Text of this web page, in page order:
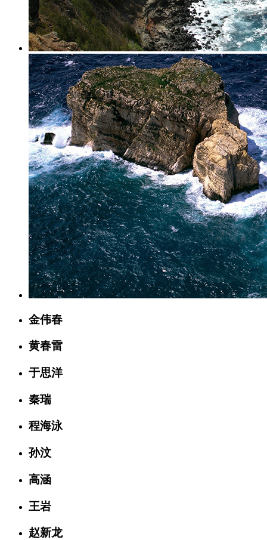
金伟春
黄春雷
于思洋
秦瑞
程海泳
孙汶
高涵
王岩
赵新龙